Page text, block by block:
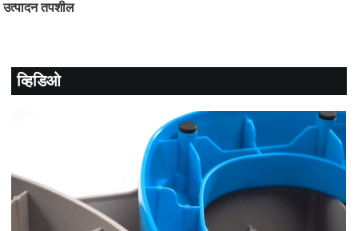
उत्पादन तपशील
व्हिडिओ